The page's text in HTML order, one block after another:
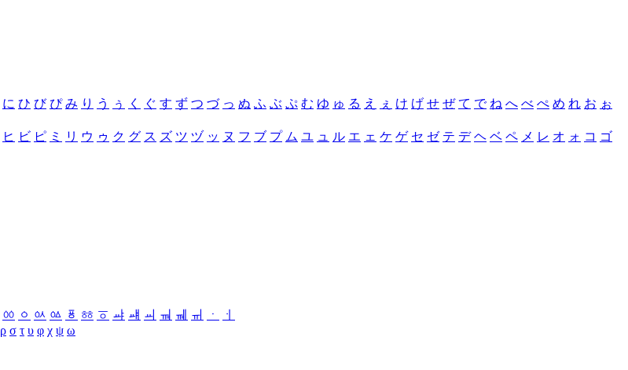
に ひ び ぴ み り う ぅ く ぐ す ず つ づ っ ぬ ふ ぶ ぷ む ゆ ゅ る え ぇ け げ せ ぜ て で ね へ べ ぺ め れ お ぉ
ヒ ビ ピ ミ リ ウ ゥ ク グ ス ズ ツ ヅ ッ ヌ フ ブ プ ム ユ ュ ル エ ェ ケ ゲ セ ゼ テ デ ヘ ベ ペ メ レ オ ォ コ ゴ
ㆀ ㆁ ㆂ ㆃ ㆄ ㆅ ㆆ ㆇ ㆈ ㆉ ㆊ ㆋ ㆌ ㆍ
ㆎ
ρ σ τ υ φ χ ψ ω